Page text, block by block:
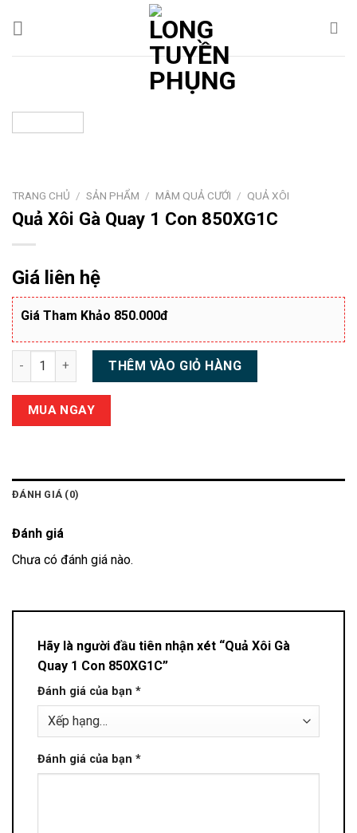
TRANG CHỦ / SẢN PHẨM / MÂM QUẢ CƯỚI / QUẢ XÔI
Quả Xôi Gà Quay 1 Con 850XG1C
Giá liên hệ
Giá Tham Khảo 850.000đ
Quả Xôi Gà Quay 1 Con 850XG1C số lượng
THÊM VÀO GIỎ HÀNG
MUA NGAY
ĐÁNH GIÁ (0)
Đánh giá
Chưa có đánh giá nào.
Hãy là người đầu tiên nhận xét “Quả Xôi Gà
Quay 1 Con 850XG1C”
Đánh giá của bạn *
Đánh giá của bạn *